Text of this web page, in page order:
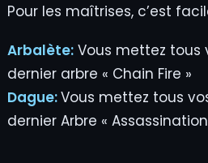
Pour les maîtrises, c’est
Arbalète:Vous mettez tous
dernier arbre « Chain Fire »
Dague:Vous mettez tous
dernier Arbre «